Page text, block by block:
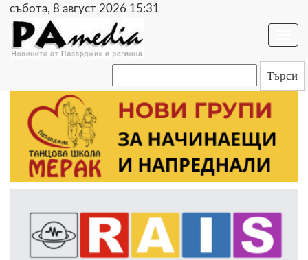
събота, 8 август 2026 15:31